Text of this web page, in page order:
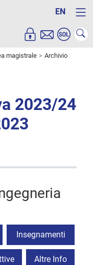
EN
magistrale
Archivio
2023/24
Insegnamenti
Altre Info